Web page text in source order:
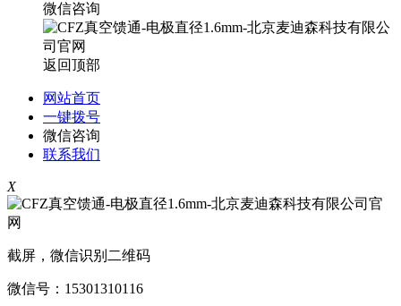
微信咨询
返回顶部
网站首页
一键拨号
微信咨询
联系我们
X
截屏，微信识别二维码
微信号： 15301310116